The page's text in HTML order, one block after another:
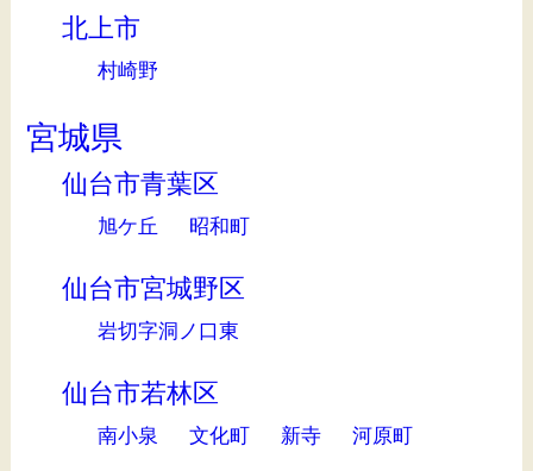
北上市
村崎野
宮城県
仙台市青葉区
旭ケ丘 昭和町
仙台市宮城野区
岩切字洞ノ口東
仙台市若林区
南小泉 文化町 新寺 河原町